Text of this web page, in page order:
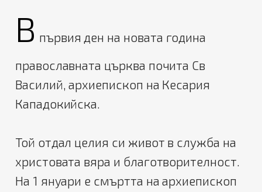
В първия ден на новата година
православната църква почита Св
Василий, архиепископ на Кесария
Кападокийска.
Той отдал целия си живот в служба на
христовата вяра и благотворителност.
На 1 януари е смъртта на архиепископ